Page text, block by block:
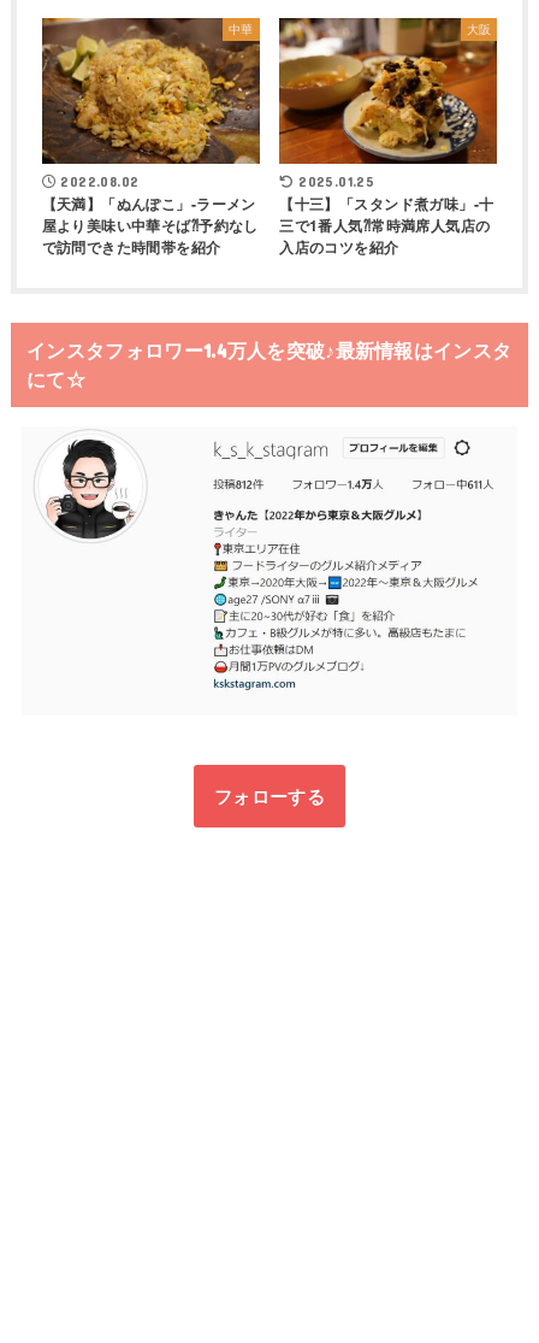
中華
2022.08.02
【天満】「ぬんぽこ」-ラーメン
屋より美味い中華そば⁈予約なし
で訪問できた時間帯を紹介
大阪
2025.01.25
【十三】「スタンド煮ガ味」-十
三で1番人気⁈常時満席人気店の
入店のコツを紹介
インスタフォロワー1.4万人を突破♪最新情報はインスタ
にて☆
フォローする